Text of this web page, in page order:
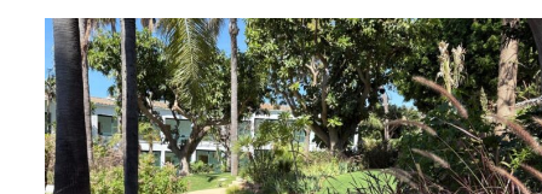
exclusiva agenda social.